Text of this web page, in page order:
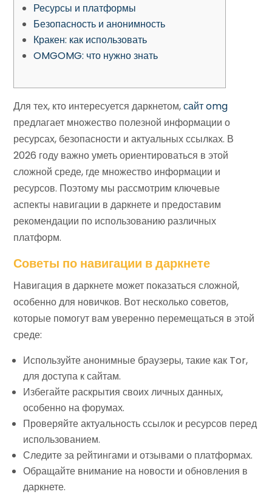
Ресурсы и платформы
Безопасность и анонимность
Кракен: как использовать
OMGOMG: что нужно знать
Для тех, кто интересуется даркнетом,сайт omg
предлагает множество полезной информации о
ресурсах, безопасности и актуальных ссылках. В
2026 году важно уметь ориентироваться в этой
сложной среде, где множество информации и
ресурсов. Поэтому мы рассмотрим ключевые
аспекты навигации в даркнете и предоставим
рекомендации по использованию различных
платформ.
Советы по навигации в даркнете
Навигация в даркнете может показаться сложной,
особенно для новичков. Вот несколько советов,
которые помогут вам уверенно перемещаться в этой
среде:
Используйте анонимные браузеры, такие как Tor,
для доступа к сайтам.
Избегайте раскрытия своих личных данных,
особенно на форумах.
Проверяйте актуальность ссылок и ресурсов перед
использованием.
Следите за рейтингами и отзывами о платформах.
Обращайте внимание на новости и обновления в
даркнете.